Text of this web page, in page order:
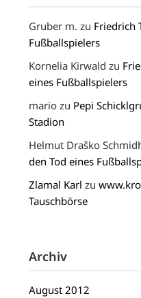
Gruber m. zu Friedrich
Fußballspielers
Kornelia Kirwald zu
eines Fußballspielers
mario zu Pepi
Stadion
Helmut Draško
den Tod eines
Zlamal Karl zu
Tauschbörse
Archiv
August 2012